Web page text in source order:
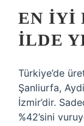
EN IYI
ILDE
Türkiye’de
Şanliurfa,
İzmir’dir.
%42’sini